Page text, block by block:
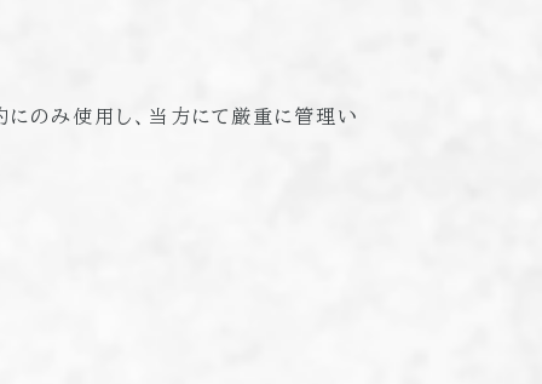
にのみ使用し、当方にて厳重に管理い